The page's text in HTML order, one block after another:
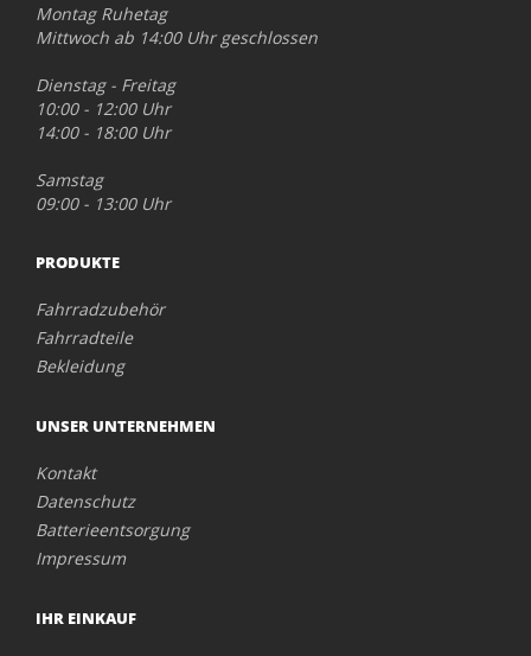
Montag Ruhetag
Mittwoch ab 14:00 Uhr geschlossen
Dienstag - Freitag
10:00 - 12:00 Uhr
14:00 - 18:00 Uhr
Samstag
09:00 - 13:00 Uhr
PRODUKTE
Fahrradzubehör
Fahrradteile
Bekleidung
UNSER UNTERNEHMEN
Kontakt
Datenschutz
Batterieentsorgung
Impressum
IHR EINKAUF